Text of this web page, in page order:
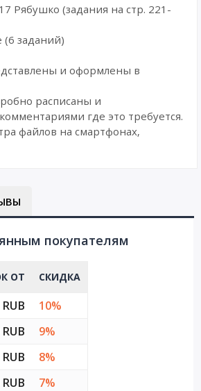
Рябушко (задания на стр. 221-
заданий)
и оформлены в
расписаны и
где это требуется.
файлов на смартфонах,
покупателям
ОТ СКИДКА
10%
9%
8%
7%